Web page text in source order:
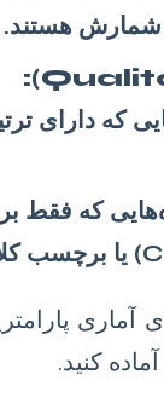
که دارای
که فقط
آماری
کنید.